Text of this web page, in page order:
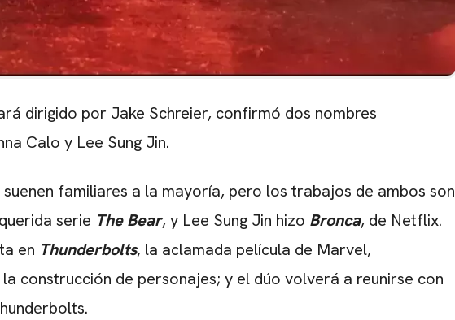
dirigido por Jake Schreier, confirmó dos nombres
Calo y Lee Sung Jin.
familiares a la mayoría, pero los trabajos de ambos son
serie The Bear, y Lee Sung Jin hizo Bronca, de Netflix.
en Thunderbolts, la aclamada película de Marvel,
construcción de personajes; y el dúo volverá a reunirse con